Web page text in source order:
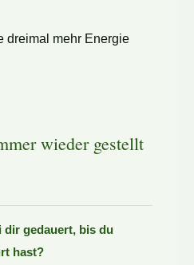
wieder gestellt
dir gedauert, bis du
hast?